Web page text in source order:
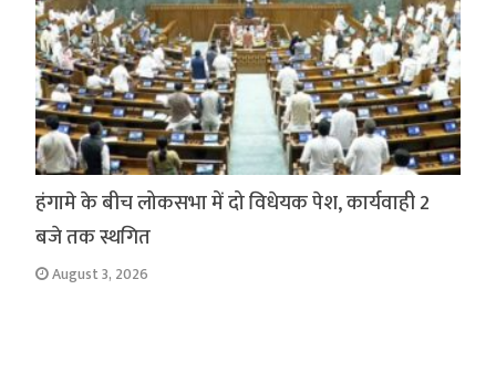
हंगामे के बीच लोकसभा में दो विधेयक पेश, कार्यवाही 2
बजे तक स्थगित
August 3, 2026